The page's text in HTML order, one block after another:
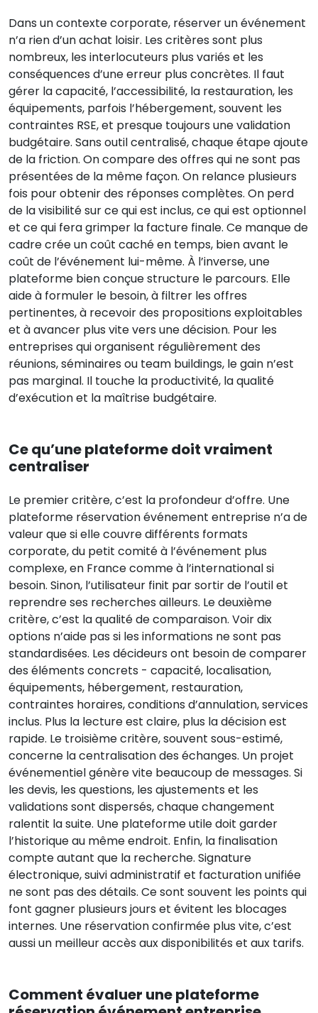
Dans un contexte corporate, réserver un événement
n’a rien d’un achat loisir. Les critères sont plus
nombreux, les interlocuteurs plus variés et les
conséquences d’une erreur plus concrètes. Il faut
gérer la capacité, l’accessibilité, la restauration, les
équipements, parfois l’hébergement, souvent les
contraintes RSE, et presque toujours une validation
budgétaire. Sans outil centralisé, chaque étape ajoute
de la friction. On compare des offres qui ne sont pas
présentées de la même façon. On relance plusieurs
fois pour obtenir des réponses complètes. On perd
de la visibilité sur ce qui est inclus, ce qui est optionnel
et ce qui fera grimper la facture finale. Ce manque de
cadre crée un coût caché en temps, bien avant le
coût de l’événement lui-même. À l’inverse, une
plateforme bien conçue structure le parcours. Elle
aide à formuler le besoin, à filtrer les offres
pertinentes, à recevoir des propositions exploitables
et à avancer plus vite vers une décision. Pour les
entreprises qui organisent régulièrement des
réunions, séminaires ou team buildings, le gain n’est
pas marginal. Il touche la productivité, la qualité
d’exécution et la maîtrise budgétaire.
Ce qu’une plateforme doit vraiment
centraliser
Le premier critère, c’est la profondeur d’offre. Une
plateforme réservation événement entreprise n’a de
valeur que si elle couvre différents formats
corporate, du petit comité à l’événement plus
complexe, en France comme à l’international si
besoin. Sinon, l’utilisateur finit par sortir de l’outil et
reprendre ses recherches ailleurs. Le deuxième
critère, c’est la qualité de comparaison. Voir dix
options n’aide pas si les informations ne sont pas
standardisées. Les décideurs ont besoin de comparer
des éléments concrets - capacité, localisation,
équipements, hébergement, restauration,
contraintes horaires, conditions d’annulation, services
inclus. Plus la lecture est claire, plus la décision est
rapide. Le troisième critère, souvent sous-estimé,
concerne la centralisation des échanges. Un projet
événementiel génère vite beaucoup de messages. Si
les devis, les questions, les ajustements et les
validations sont dispersés, chaque changement
ralentit la suite. Une plateforme utile doit garder
l’historique au même endroit. Enfin, la finalisation
compte autant que la recherche. Signature
électronique, suivi administratif et facturation unifiée
ne sont pas des détails. Ce sont souvent les points qui
font gagner plusieurs jours et évitent les blocages
internes. Une réservation confirmée plus vite, c’est
aussi un meilleur accès aux disponibilités et aux tarifs.
Comment évaluer une plateforme